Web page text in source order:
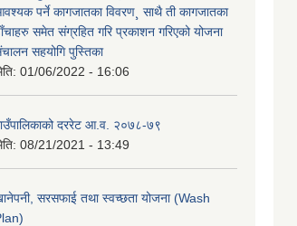
पर्ने कागजातका विवरण¸ साथै ती कागजातका
समेत संग्रहित गरि प्रकाशन गरिएको योजना
सहयोगि पुस्तिका
01/06/2022 - 16:06
दररेट आ.व. २०७८-७९
08/21/2021 - 13:49
सरसफाई तथा स्वच्छता योजना (Wash